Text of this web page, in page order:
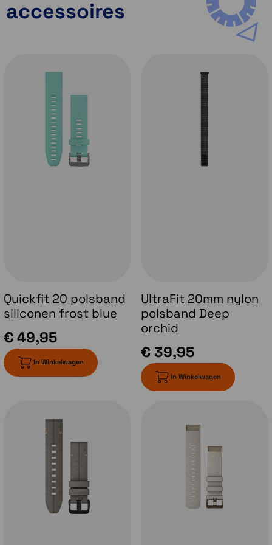
helder 1,3-inch AMOLED-scherm met de keuze
voor een krasbestendige lens en titanium
Ingebouwde microfoon en luidspreker
Ingebouwde LED-zaklamp
variabele lichtintensiteit en een rood
veiligheidslicht zorgt voor een beter zicht in
het donker en biedt handige verlichting
wanneer je het nodig hebt. De
stroboscoopmodus kan zelfs worden
afgestemd op je hardloopcadans.
accessoires
Quickfit 20 polsband
siliconen frost blue
€ 49,95
In Winkelwagen
UltraFit 20mm nylon
polsband Deep
orchid
€ 39,95
In Winkelwagen